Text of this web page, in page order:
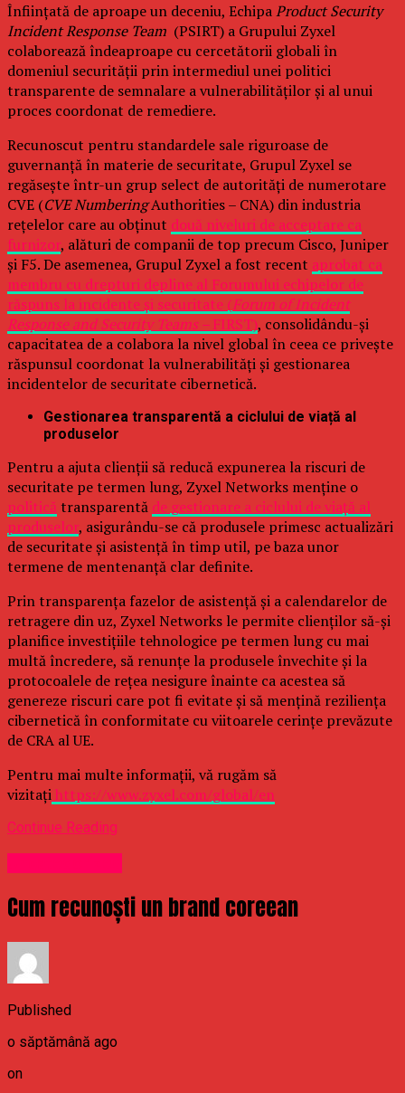
Înființată de aproape un deceniu, EchipaProduct Security
Incident Response Team (PSIRT) a Grupului Zyxel
colaborează îndeaproape cu cercetătorii globali în
domeniul securității prin intermediul unei politici
transparente de semnalare a vulnerabilităților și al unui
proces coordonat de remediere.
Recunoscut pentru standardele sale riguroase de
guvernanță în materie de securitate, Grupul Zyxel se
regăsește într-un grup select de autorități de numerotare
CVE (CVE NumberingAuthorities – CNA) din industria
rețelelor care au obținut două niveluri de acceptare ca
furnizor, alături de companii de top precum Cisco, Juniper
și F5. De asemenea, Grupul Zyxel a fost recent aprobat ca
membru cu drepturi depline al Forumului echipelor de
răspuns la incidente și securitate (Forum of Incident
Response and Security Teams –FIRST), consolidându-și
capacitatea de a colabora la nivel global în ceea ce privește
răspunsul coordonat la vulnerabilități și gestionarea
incidentelor de securitate cibernetică.
Gestionarea transparentă a ciclului de viață al
produselor
Pentru a ajuta clienții să reducă expunerea la riscuri de
securitate pe termen lung, Zyxel Networks menține o
politică transparentă de gestionare a ciclului de viață al
produselor, asigurându-se că produsele primesc actualizări
de securitate și asistență în timp util, pe baza unor
termene de mentenanță clar definite.
Prin transparența fazelor de asistență și a calendarelor de
retragere din uz, Zyxel Networks le permite clienților să-și
planifice investițiile tehnologice pe termen lung cu mai
multă încredere, să renunțe la produsele învechite și la
protocoalele de rețea nesigure înainte ca acestea să
genereze riscuri care pot fi evitate și să mențină reziliența
cibernetică în conformitate cu viitoarele cerințe prevăzute
de CRA al UE.
Pentru mai multe informații, vă rugăm să
vizitațihttps://www.zyxel.com/global/en
Continue Reading
Cum recunoști un brand coreean
Published
o săptămână ago
on